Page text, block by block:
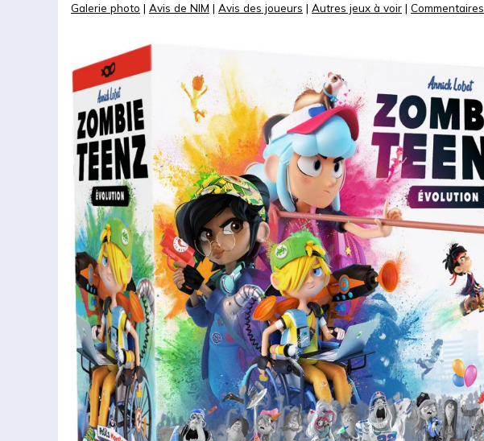
Galerie photo | Avis de NIM | Avis des joueurs | Autres jeux à voir | Commentaires